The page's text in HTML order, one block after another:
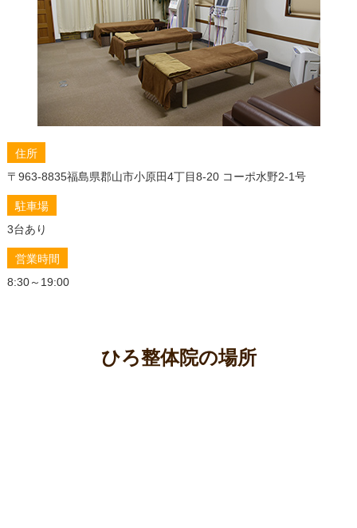
左だけの肩こり、もう悩まない！整体で叶える痛みの
ない日常
「肩こりからくるめまい」もう諦めない！その原因、
整体で徹底究明＆改善ガイド
肩こりの原因は深層筋肉にあり！整体で根本改善する
肩こり解消の秘訣！アロマと整体で心身を癒す究極の
もう悩まない！頑固な肩こりを整体で徹底解消する秘
肩こり解消の秘訣！効果的な運動と整体で、あなたの
悩みを徹底解決
肩こり解消に効く食べ物5選！食事でスッキリ体質改善
つらい肩こり高血圧の原因を特定！タイプ別対処法で
根本改善を目指そう
住所
〒963-8835福島県郡山市小原田4丁目8-20 コーポ水野2-1号
駐車場
3台あり
営業時間
8:30～19:00
ひろ整体院の場所